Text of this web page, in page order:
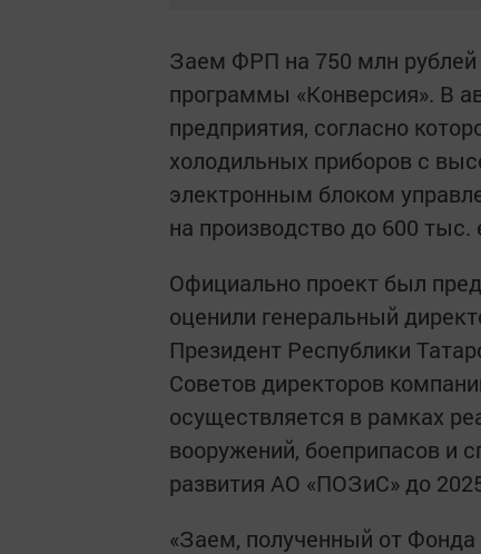
Заем ФРП на 750 млн рублей
программы «Конверсия». В
предприятия, согласно
холодильных приборов с
электронным блоком
на производство до 600 тыс.
Официально проект был
оценили генеральный
Президент Республики
Советов директоров
осуществляется в рамках
вооружений, боеприпасов и
развития АО «ПОЗиС» до
«Заем, полученный от